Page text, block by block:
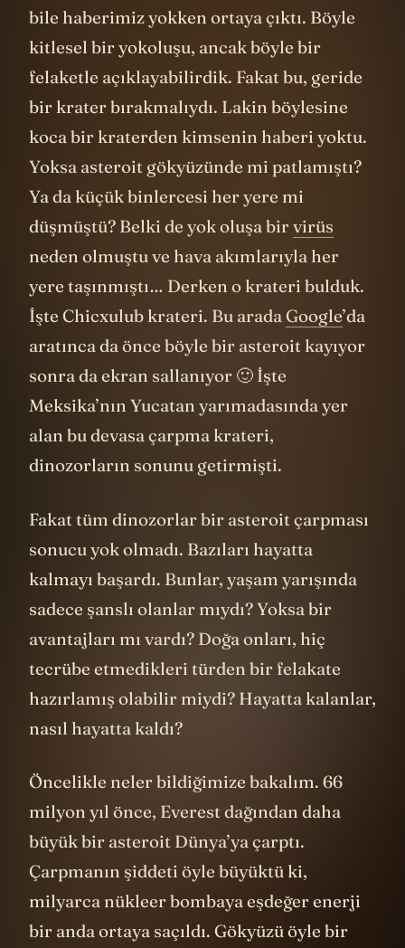
bile haberimiz yokken ortaya çıktı. Böyle
kitlesel bir yokoluşu, ancak böyle bir
felaketle açıklayabilirdik. Fakat bu, geride
bir krater bırakmalıydı. Lakin böylesine
koca bir kraterden kimsenin haberi yoktu.
Yoksa asteroit gökyüzünde mi patlamıştı?
Ya da küçük binlercesi her yere mi
düşmüştü? Belki de yok oluşa birvirüs
neden olmuştu ve hava akımlarıyla her
yere taşınmıştı… Derken o krateri bulduk.
İşte Chicxulub krateri. Bu arada Google’da
aratınca da önce böyle bir asteroit kayıyor
sonra da ekran sallanıyor 🙂 İşte
Meksika’nın Yucatan yarımadasında yer
alan bu devasa çarpma krateri,
dinozorların sonunu getirmişti.
Fakat tüm dinozorlar bir asteroit çarpması
sonucu yok olmadı. Bazıları hayatta
kalmayı başardı. Bunlar, yaşam yarışında
sadece şanslı olanlar mıydı? Yoksa bir
avantajları mı vardı? Doğa onları, hiç
tecrübe etmedikleri türden bir felakate
hazırlamış olabilir miydi? Hayatta kalanlar,
nasıl hayatta kaldı?
Öncelikle neler bildiğimize bakalım. 66
milyon yıl önce, Everest dağından daha
büyük bir asteroit Dünya’ya çarptı.
Çarpmanın şiddeti öyle büyüktü ki,
milyarca nükleer bombaya eşdeğer enerji
bir anda ortaya saçıldı. Gökyüzü öyle bir